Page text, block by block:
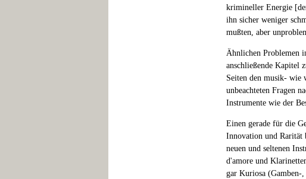
krimineller Energie
ihn sicher weniger
mußten, aber
Ähnlichen Problemen
anschließende Kapitel
Seiten den musik- wie
unbeachteten Fragen
Instrumente wie der
Einen gerade für die
Innovation und Rarität
neuen und seltenen
d'amore und
gar Kuriosa (Gamben-